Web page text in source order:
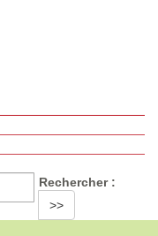
Rechercher :
>>